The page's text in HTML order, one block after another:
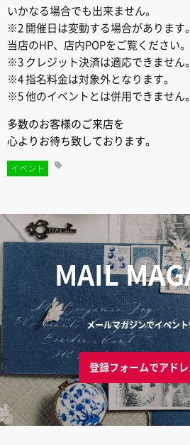
いかなる場合でも出来ません。
※2 開催日は変動する場合があります。
当店のHP、店内POPをご覧ください。
※3 クレジット決済は適応できません。
※4 指名料金は対象外となります。
※5 他のイベントとは併用できません。
多数のお客様のご来店を
心よりお待ち致しております。
イベント
MAIL
メールマガジンでイベン
登録フォームでアド